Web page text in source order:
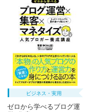
ビジネス・実用
ゼロから学べるブログ運